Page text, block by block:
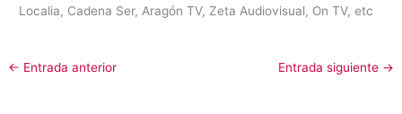
Localia, Cadena Ser, Aragón TV, Zeta Audiovisual, On TV, etc
← Entrada anterior Entrada siguiente →